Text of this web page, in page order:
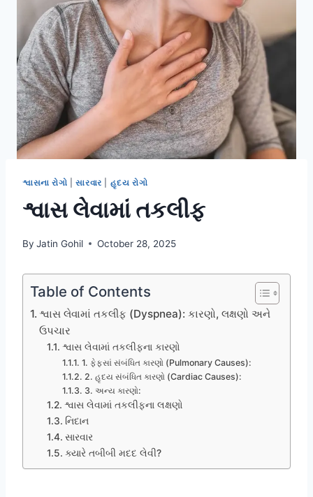
શ્વાસના રોગો |સારવાર હૃદય રોગો
શ્વાસ લેવામાં તકલીફ
By Jatin Gohil October 28, 2025
Table of Contents
શ્વાસ લેવામાં તકલીફ (Dyspnea): કારણો, લક્ષણો અને
ઉપચાર
શ્વાસ લેવામાં તકલીફના કારણો
1. ફેફસાં સંબંધિત કારણો (Pulmonary Causes):
2. હૃદય સંબંધિત કારણો (Cardiac Causes):
3. અન્ય કારણો:
શ્વાસ લેવામાં તકલીફના લક્ષણો
નિદાન
સારવાર
ક્યારે તબીબી મદદ લેવી?